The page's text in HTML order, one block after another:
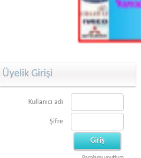
Üyelik Girişi
Kullanıcı adı
Şifre